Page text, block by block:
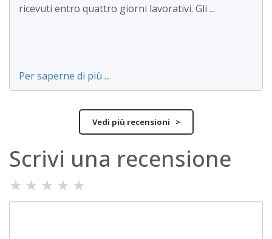
ricevuti entro quattro giorni lavorativi. Gli ...
Per saperne di più ...
Vedi più recensioni >
Scrivi una recensione
★ ★ ★ ★ ★